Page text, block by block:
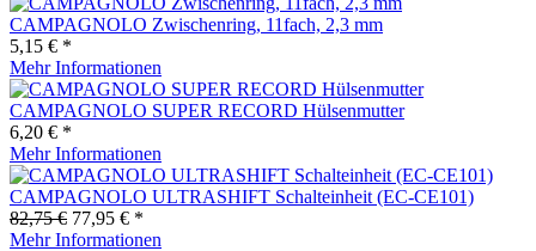
CAMPAGNOLO Zwischenring, 11fach, 2,3 mm
5,15 € *
Mehr Informationen
CAMPAGNOLO SUPER RECORD Hülsenmutter
6,20 € *
Mehr Informationen
CAMPAGNOLO ULTRASHIFT Schalteinheit (EC-CE101)
82,75 € 77,95 € *
Mehr Informationen